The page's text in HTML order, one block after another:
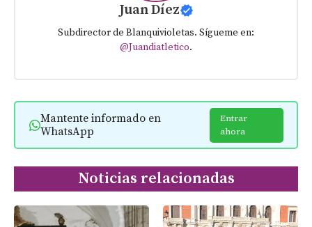
Juan Díez
Subdirector de Blanquivioletas. Sígueme en:
@Juandiatletico.
Mantente informado en
WhatsApp
Entrar
ahora
Noticias relacionadas